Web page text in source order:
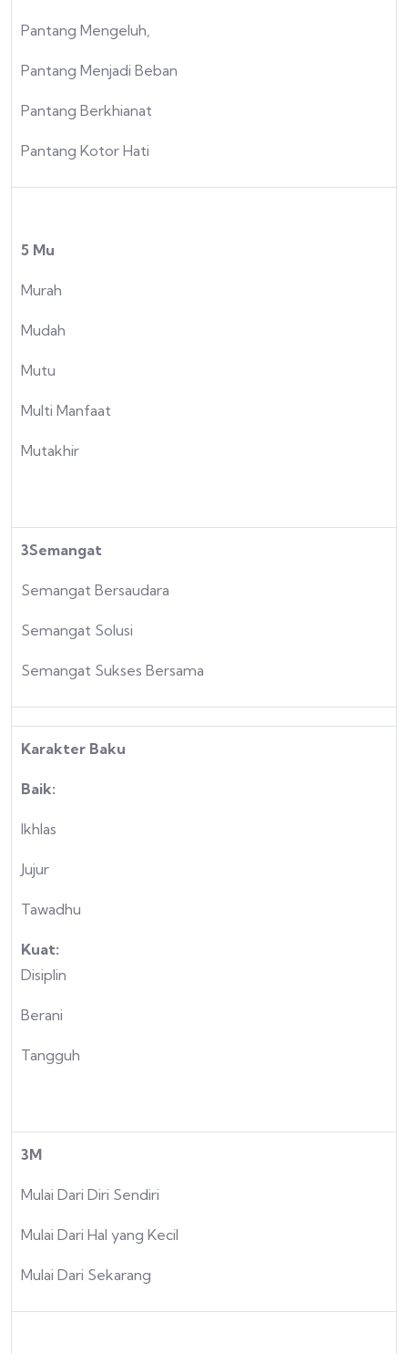
Pantang Mengeluh,
Pantang Menjadi Beban
Pantang Berkhianat
Pantang Kotor Hati
5 Mu
Murah
Mudah
Mutu
Multi Manfaat
Mutakhir
3Semangat
Semangat Bersaudara
Semangat Solusi
Semangat Sukses Bersama
Karakter Baku
Baik:
Ikhlas
Jujur
Tawadhu
Kuat:
Disiplin
Berani
Tangguh
3M
Mulai Dari Diri Sendiri
Mulai Dari Hal yang Kecil
Mulai Dari Sekarang